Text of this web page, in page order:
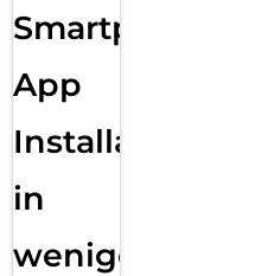
Smartphone
App
Installation
in
wenigen